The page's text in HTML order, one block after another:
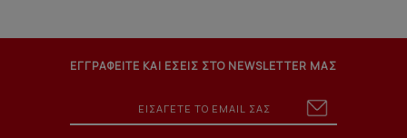
ΕΓΓΡΑΦΕΙΤΕ ΚΑΙ ΕΣΕΙΣ ΣΤΟ NEWSLETTER ΜΑΣ